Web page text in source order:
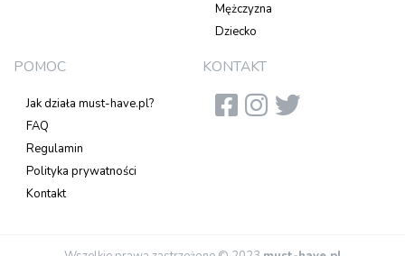
Mężczyzna
Dziecko
POMOC
Jak działa must-have.pl?
FAQ
Regulamin
Polityka prywatności
Kontakt
KONTAKT